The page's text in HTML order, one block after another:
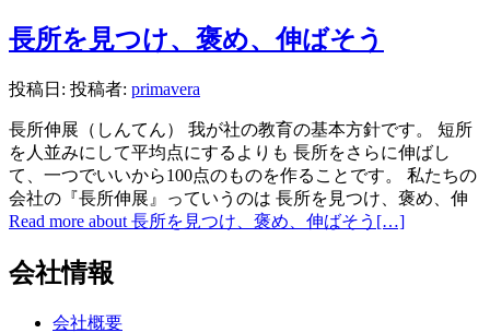
長所を見つけ、褒め、伸ばそう
投稿日: 投稿者: primavera
長所伸展（しんてん） 我が社の教育の基本方針です。 短所
を人並みにして平均点にするよりも 長所をさらに伸ばし
て、一つでいいから100点のものを作ることです。 私たちの
会社の『長所伸展』っていうのは 長所を見つけ、褒め、伸
Read more about 長所を見つけ、褒め、伸ばそう […]
会社情報
会社概要